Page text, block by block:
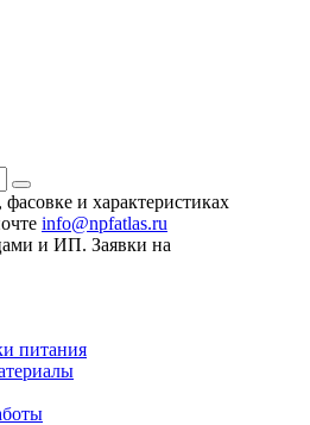
и характеристиках
info@npfatlas.ru
и ИП. Заявки на
питания